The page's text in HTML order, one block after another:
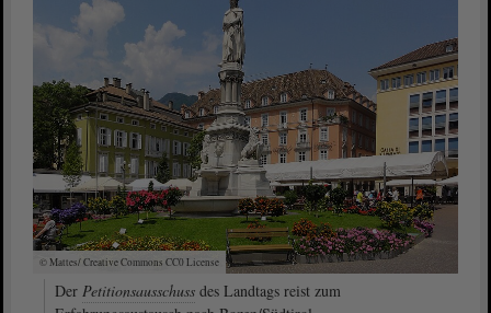
© Mattes/ Creative Commons CC0 License
Der Petitionsausschuss des Landtags reist zum